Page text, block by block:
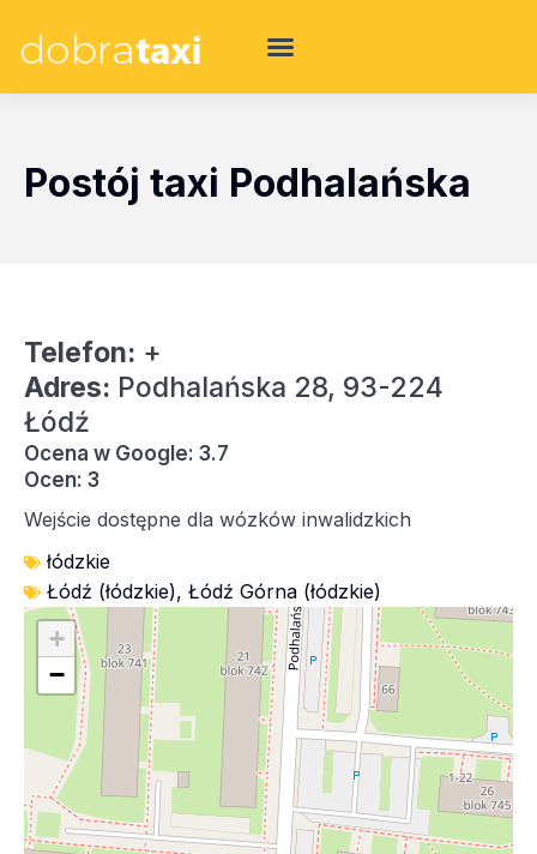
Postój taxi Podhalańska
Telefon: +
Adres: Podhalańska 28, 93-224
Łódź
Ocena w Google: 3.7
Ocen: 3
Wejście dostępne dla wózków inwalidzkich
łódzkie
Łódź (łódzkie), Łódź Górna (łódzkie)
+
−